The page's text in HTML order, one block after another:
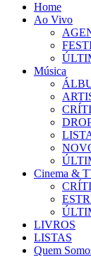
Home
Ao Vivo
Música
Cinema &
LIVROS
LISTAS
Quem